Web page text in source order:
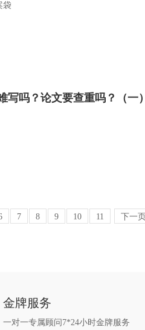
袋
写吗？论文要查重吗？（一）
7 8 9 10 11 下一页
金牌服务
一对一专属顾问7*24小时金牌服务